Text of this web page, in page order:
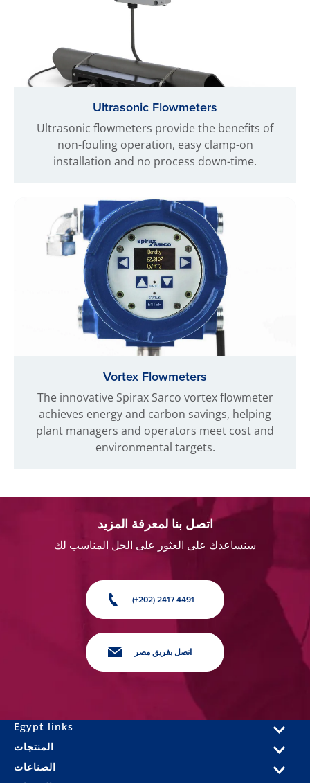
Ultrasonic Flowmeters
Ultrasonic flowmeters provide the benefits of
non-fouling operation, easy clamp-on
installation and no process down-time.
Vortex Flowmeters
The innovative Spirax Sarco vortex flowmeter
achieves energy and carbon savings, helping
plant managers and operators meet cost and
environmental targets.
اتصل بنا لمعرفة المزيد
سنساعدك على العثور على الحل المناسب لك
(+202) 2417 4491
اتصل بفريق مصر
Egypt links
المنتجات
الصناعات